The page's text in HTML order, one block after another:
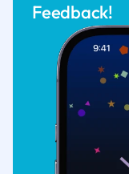
Feedback!